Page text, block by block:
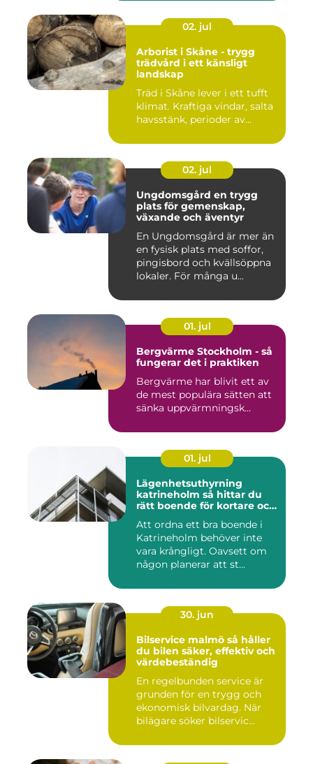
02. jul
Arborist i Skåne - trygg
trädvård i ett känsligt
landskap
Träd i Skåne lever i ett tufft
klimat. Kraftiga vindar, salta
havsstänk, perioder av...
02. jul
Ungdomsgård en trygg
plats för gemenskap,
växande och äventyr
En Ungdomsgård är mer än
en fysisk plats med soffor,
pingisbord och kvällsöppna
lokaler. För många u...
01. jul
Bergvärme Stockholm - så
fungerar det i praktiken
Bergvärme har blivit ett av
de mest populära sätten att
sänka uppvärmningsk...
01. jul
Lägenhetsuthyrning
katrineholm så hittar du
rätt boende för kortare och
Att ordna ett bra boende i
Katrineholm behöver inte
vara krångligt. Oavsett om
någon planerar att st...
30. jun
Bilservice malmö så håller
du bilen säker, effektiv och
värdebeständig
En regelbunden service är
grunden för en trygg och
ekonomisk bilvardag. När
bilägare söker bilservic...